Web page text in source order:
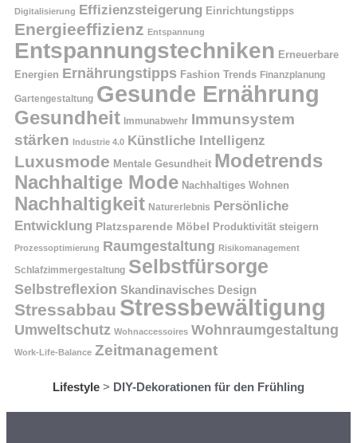
Digitalisierung Effizienzsteigerung Einrichtungstipps
Energieeffizienz Entspannung
Entspannungstechniken Erneuerbare
Energien Ernährungstipps Fashion Trends Finanzplanung
Gartengestaltung Gesunde Ernährung
Gesundheit Immunabwehr Immunsystem
stärken Industrie 4.0 Künstliche Intelligenz
Luxusmode Mentale Gesundheit Modetrends
Nachhaltige Mode Nachhaltiges Wohnen
Nachhaltigkeit Naturerlebnis Persönliche
Entwicklung Platzsparende Möbel Produktivität steigern
Prozessoptimierung Raumgestaltung Risikomanagement
Schlafzimmergestaltung Selbstfürsorge
Selbstreflexion Skandinavisches Design
Stressabbau Stressbewältigung
Umweltschutz Wohnaccessoires Wohnraumgestaltung
Work-Life-Balance Zeitmanagement
Lifestyle > DIY-Dekorationen für den Frühling